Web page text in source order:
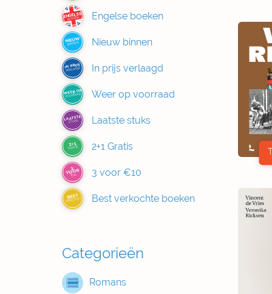
ENGELSE
BOEKEN Engelse boeken
NIEUW
BINNEN Nieuw binnen
IN PRIJS
VERLAAGD In prijs verlaagd
WEER OP
VOORRAAD Weer op voorraad
LAATSTE
STUKS Laatste stuks
2+1
GRATIS 2+1 Gratis
3
VOOR
€10 3 voor €10
BEST
VERKOCHT Best verkochte boeken
Categorieën
Romans